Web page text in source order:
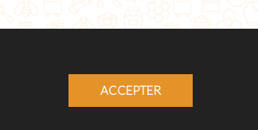
ACCEPTER